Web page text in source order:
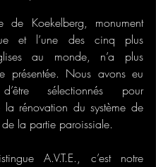
de Koekelberg, monument
et l’une des cinq plus
au monde, n’a plus
présentée. Nous avons eu
sélectionnés pour
la rénovation du système de
la partie paroissiale.
A.V.T.E., c’est notre